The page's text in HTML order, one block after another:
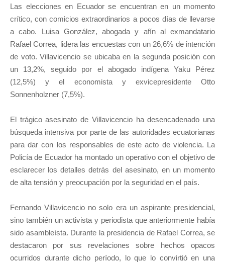
Las elecciones en Ecuador se encuentran en un momento
crítico, con comicios extraordinarios a pocos días de llevarse
a cabo. Luisa González, abogada y afín al exmandatario
Rafael Correa, lidera las encuestas con un 26,6% de intención
de voto. Villavicencio se ubicaba en la segunda posición con
un 13,2%, seguido por el abogado indígena Yaku Pérez
(12,5%) y el economista y exvicepresidente Otto
Sonnenholzner (7,5%).
El trágico asesinato de Villavicencio ha desencadenado una
búsqueda intensiva por parte de las autoridades ecuatorianas
para dar con los responsables de este acto de violencia. La
Policía de Ecuador ha montado un operativo con el objetivo de
esclarecer los detalles detrás del asesinato, en un momento
de alta tensión y preocupación por la seguridad en el país.
Fernando Villavicencio no solo era un aspirante presidencial,
sino también un activista y periodista que anteriormente había
sido asambleísta. Durante la presidencia de Rafael Correa, se
destacaron por sus revelaciones sobre hechos opacos
ocurridos durante dicho período, lo que lo convirtió en una